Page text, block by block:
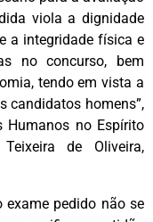
viola a dignidade
a integridade física e
no concurso, bem
tendo em vista a
candidatos homens”,
Humanos no Espírito
de Oliveira,
exame pedido não se